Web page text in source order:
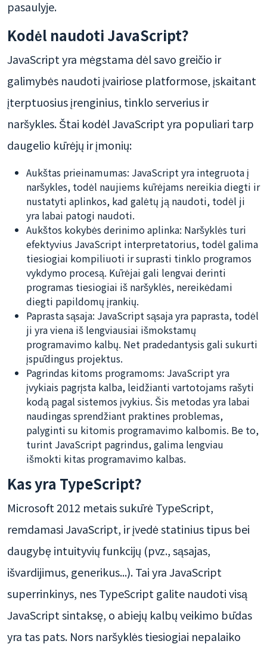
pasaulyje.
Kodėl naudoti JavaScript?
JavaScript yra mėgstama dėl savo greičio ir
galimybės naudoti įvairiose platformose, įskaitant
įterptuosius įrenginius, tinklo serverius ir
naršykles. Štai kodėl JavaScript yra populiari tarp
daugelio kūrėjų ir įmonių:
Aukštas prieinamumas: JavaScript yra integruota į
naršykles, todėl naujiems kūrėjams nereikia diegti ir
nustatyti aplinkos, kad galėtų ją naudoti, todėl ji
yra labai patogi naudoti.
Aukštos kokybės derinimo aplinka: Naršyklės turi
efektyvius JavaScript interpretatorius, todėl galima
tiesiogiai kompiliuoti ir suprasti tinklo programos
vykdymo procesą. Kūrėjai gali lengvai derinti
programas tiesiogiai iš naršyklės, nereikėdami
diegti papildomų įrankių.
Paprasta sąsaja: JavaScript sąsaja yra paprasta, todėl
ji yra viena iš lengviausiai išmokstamų
programavimo kalbų. Net pradedantysis gali sukurti
įspūdingus projektus.
Pagrindas kitoms programoms: JavaScript yra
įvykiais pagrįsta kalba, leidžianti vartotojams rašyti
kodą pagal sistemos įvykius. Šis metodas yra labai
naudingas sprendžiant praktines problemas,
palyginti su kitomis programavimo kalbomis. Be to,
turint JavaScript pagrindus, galima lengviau
išmokti kitas programavimo kalbas.
Kas yra TypeScript?
Microsoft 2012 metais sukūrė TypeScript,
remdamasi JavaScript, ir įvedė statinius tipus bei
daugybę intuityvių funkcijų (pvz., sąsajas,
išvardijimus, generikus...). Tai yra JavaScript
superrinkinys, nes TypeScript galite naudoti visą
JavaScript sintaksę, o abiejų kalbų veikimo būdas
yra tas pats. Nors naršyklės tiesiogiai nepalaiko